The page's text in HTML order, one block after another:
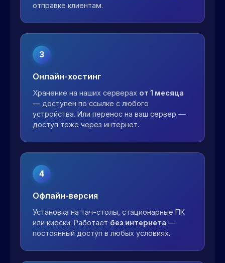
отправке клиентам.
3
Онлайн-хостинг
Хранение на наших серверах от 1 месяца
— доступен по ссылке с любого
устройства. Или перенос на ваш сервер —
доступ тоже через интернет.
4
Офлайн-версия
Установка на тач-столы, стационарные ПК
или киоски. Работает без интернета —
постоянный доступ в любых условиях.